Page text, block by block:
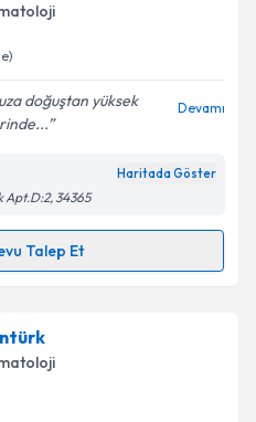
doğuştan yüksek
Devamı
Haritada Göster
Apt.D:2, 34365
Talep Et
takvimi talebi
randevu almanız için bir
posta ile bilgilendireceğiz.